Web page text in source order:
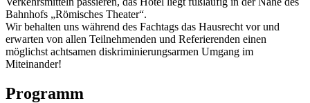
Bahnhofs „Römisches Theater“.
Wir behalten uns während des Fachtags das Hausrecht vor und
erwarten von allen Teilnehmenden und Referierenden einen
möglichst achtsamen diskriminierungsarmen Umgang im
Miteinander!
Programm